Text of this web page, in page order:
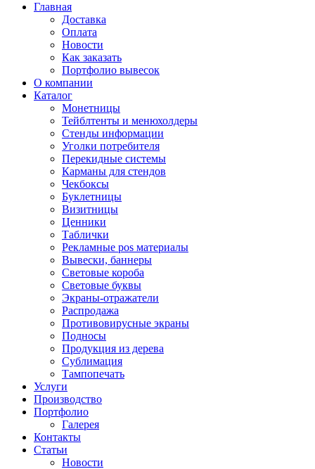
Главная
Доставка
Оплата
Новости
Как заказать
Портфолио вывесок
О компании
Каталог
Монетницы
Тейблтенты и менюхолдеры
Стенды информации
Уголки потребителя
Перекидные системы
Карманы для стендов
Чекбоксы
Буклетницы
Визитницы
Ценники
Таблички
Рекламные pos материалы
Вывески, баннеры
Световые короба
Световые буквы
Экраны-отражатели
Распродажа
Противовирусные экраны
Подносы
Продукция из дерева
Сублимация
Тампопечать
Услуги
Производство
Портфолио
Галерея
Контакты
Статьи
Новости